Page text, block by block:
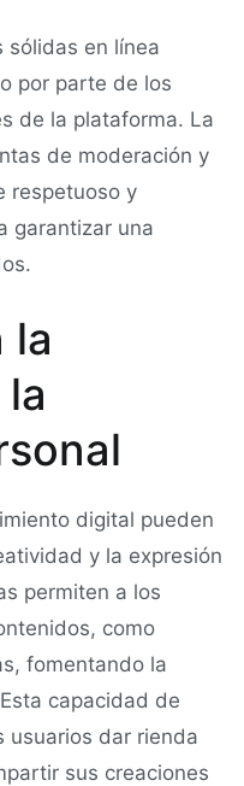
sólidas en línea
por parte de los
de la plataforma. La
de moderación y
respetuoso y
garantizar una
la
digital pueden
y la expresión
permiten a los
como
fomentando la
capacidad de
usuarios dar rienda
sus creaciones